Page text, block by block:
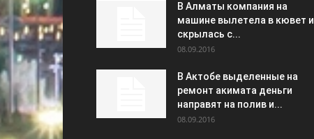
В Алматы компания на
машине вылетела в кювет и
скрылась с...
08.09.2016
В Актобе выделенные на
ремонт акимата деньги
направят на полив и...
08.09.2016